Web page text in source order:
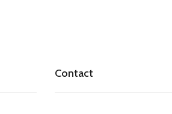
Contact